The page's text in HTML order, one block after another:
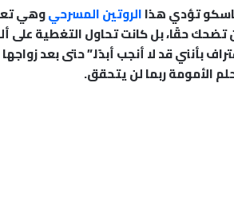
تؤدي هذاالروتين المسرحيوهي
حقًا، بل كانت تحاول التغطية على
بأنني قد لا أنجب أبدًا.” حتى بعد
الأمومة ربما لن يتحقق.